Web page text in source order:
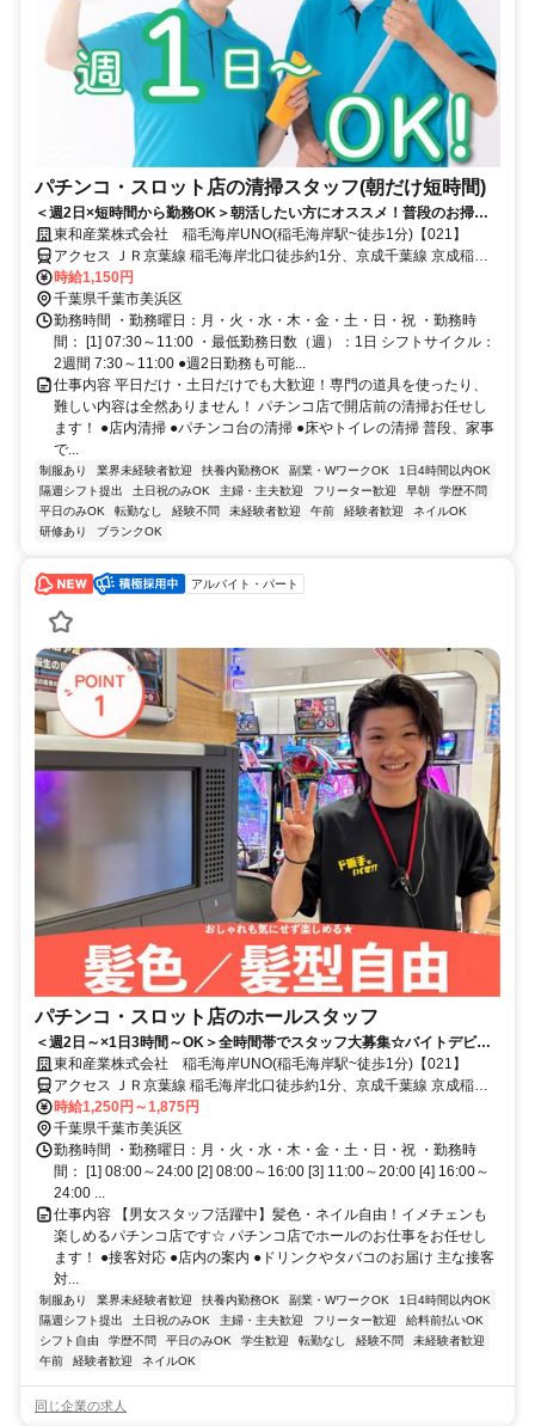
パチンコ・スロット店の清掃スタッフ(朝だけ短時間)
＜週2日×短時間から勤務OK＞朝活したい方にオススメ！普段のお掃除
と同じ作業で稼げちゃいます♪
東和産業株式会社 稲毛海岸UNO(稲毛海岸駅~徒歩1分)【021】
アクセス ＪＲ京葉線 稲毛海岸北口徒歩約1分、京成千葉線 京成稲毛
徒歩約19分、ＪＲ総武本線 稲毛西口徒歩約27分 「稲毛海岸駅」～徒
歩1分
時給1,150円
千葉県千葉市美浜区
勤務時間 ・勤務曜日：月・火・水・木・金・土・日・祝 ・勤務時
間： [1] 07:30～11:00 ・最低勤務日数（週）：1日 シフトサイクル：
2週間 7:30～11:00 ●週2日勤務も可能...
仕事内容 平日だけ・土日だけでも大歓迎！専門の道具を使ったり、
難しい内容は全然ありません！ パチンコ店で開店前の清掃お任せし
ます！ ●店内清掃 ●パチンコ台の清掃 ●床やトイレの清掃 普段、家事
で...
制服あり 業界未経験者歓迎 扶養内勤務OK 副業・WワークOK
1日4時間以内OK
隔週シフト提出
土日祝のみOK 主婦・主夫歓迎 フリーター歓迎 早朝
学歴不問
平日のみOK
転勤なし 経験不問 未経験者歓迎 午前 経験者歓迎
ネイルOK
研修あり
ブランクOK
アルバイト・パート
パチンコ・スロット店のホールスタッフ
＜週2日～×1日3時間～OK＞全時間帯でスタッフ大募集☆バイトデビュ
ーも応援します！
東和産業株式会社 稲毛海岸UNO(稲毛海岸駅~徒歩1分)【021】
アクセス ＪＲ京葉線 稲毛海岸北口徒歩約1分、京成千葉線 京成稲毛
徒歩約19分、ＪＲ総武本線 稲毛西口徒歩約27分 「稲毛海岸駅」～徒
歩1分
時給1,250円～1,875円
千葉県千葉市美浜区
勤務時間 ・勤務曜日：月・火・水・木・金・土・日・祝 ・勤務時
間： [1] 08:00～24:00 [2] 08:00～16:00 [3] 11:00～20:00 [4] 16:00～
24:00 ...
仕事内容 【男女スタッフ活躍中】髪色・ネイル自由！イメチェンも
楽しめるパチンコ店です☆ パチンコ店でホールのお仕事をお任せし
ます！ ●接客対応 ●店内の案内 ●ドリンクやタバコのお届け 主な接客
対...
制服あり 業界未経験者歓迎 扶養内勤務OK 副業・WワークOK
1日4時間以内OK
隔週シフト提出
土日祝のみOK 主婦・主夫歓迎 フリーター歓迎
給料前払いOK
シフト自由
学歴不問 平日のみOK 学生歓迎 転勤なし 経験不問
未経験者歓迎
午前
経験者歓迎 ネイルOK
同じ企業の求人